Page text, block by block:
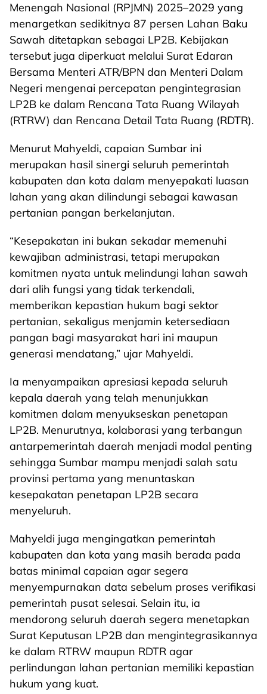
Menengah Nasional (RPJMN) 2025–2029 yang
menargetkan sedikitnya 87 persen Lahan Baku
Sawah ditetapkan sebagai LP2B. Kebijakan
tersebut juga diperkuat melalui Surat Edaran
Bersama Menteri ATR/BPN dan Menteri Dalam
Negeri mengenai percepatan pengintegrasian
LP2B ke dalam Rencana Tata Ruang Wilayah
(RTRW) dan Rencana Detail Tata Ruang (RDTR).
Menurut Mahyeldi, capaian Sumbar ini
merupakan hasil sinergi seluruh pemerintah
kabupaten dan kota dalam menyepakati luasan
lahan yang akan dilindungi sebagai kawasan
pertanian pangan berkelanjutan.
“Kesepakatan ini bukan sekadar memenuhi
kewajiban administrasi, tetapi merupakan
komitmen nyata untuk melindungi lahan sawah
dari alih fungsi yang tidak terkendali,
memberikan kepastian hukum bagi sektor
pertanian, sekaligus menjamin ketersediaan
pangan bagi masyarakat hari ini maupun
generasi mendatang,” ujar Mahyeldi.
Ia menyampaikan apresiasi kepada seluruh
kepala daerah yang telah menunjukkan
komitmen dalam menyukseskan penetapan
LP2B. Menurutnya, kolaborasi yang terbangun
antarpemerintah daerah menjadi modal penting
sehingga Sumbar mampu menjadi salah satu
provinsi pertama yang menuntaskan
kesepakatan penetapan LP2B secara
menyeluruh.
Mahyeldi juga mengingatkan pemerintah
kabupaten dan kota yang masih berada pada
batas minimal capaian agar segera
menyempurnakan data sebelum proses verifikasi
pemerintah pusat selesai. Selain itu, ia
mendorong seluruh daerah segera menetapkan
Surat Keputusan LP2B dan mengintegrasikannya
ke dalam RTRW maupun RDTR agar
perlindungan lahan pertanian memiliki kepastian
hukum yang kuat.